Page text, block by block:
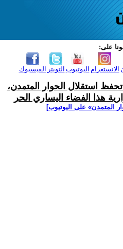
على:
الفيسبوك التويتر اليوتيوب الانستغرام
تحفظ استقلال الحوار المتمدن،
هذا الفضاء اليساري الحر
المتمدن» على اليوتيوب]